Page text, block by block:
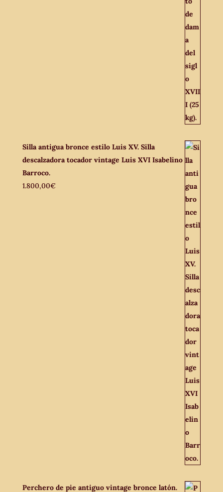
Silla antigua bronce estilo Luis XV. Silla
descalzadora tocador vintage Luis XVI Isabelino
Barroco.
1.800,00€
Perchero de pie antiguo vintage bronce latón.